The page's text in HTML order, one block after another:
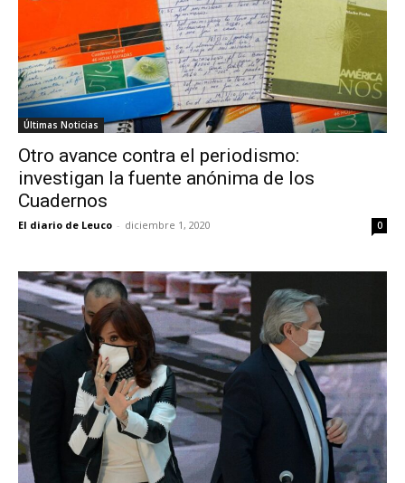
Últimas Noticias
Otro avance contra el periodismo:
investigan la fuente anónima de los
Cuadernos
El diario de Leuco - diciembre 1, 2020 0